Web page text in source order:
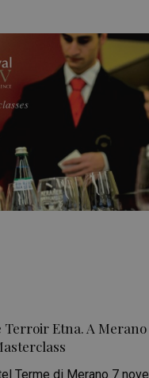
Terroir Etna. A
Terme di Merano 7